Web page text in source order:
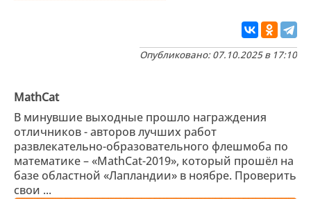
Опубликовано: 07.10.2025 в 17:10
MathCat
В минувшие выходные прошло награждения
отличников - авторов лучших работ
развлекательно-образовательного флешмоба по
математике – «MathCat-2019», который прошёл на
базе областной «Лапландии» в ноябре. Проверить
свои ...